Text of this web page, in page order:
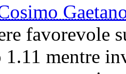
favorevole
1.11 mentre